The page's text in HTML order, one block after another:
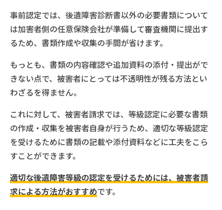
事前認定では、後遺障害診断書以外の必要書類について
は加害者側の任意保険会社が準備して審査機関に提出す
るため、書類作成や収集の手間が省けます。
もっとも、書類の内容確認や追加資料の添付・提出がで
きない点で、被害者にとっては不透明性が残る方法とい
わざるを得ません。
これに対して、被害者請求では、等級認定に必要な書類
の作成・収集を被害者自身が行うため、適切な等級認定
を受けるために書類の記載や添付資料などに工夫をこら
すことができます。
適切な後遺障害等級の認定を受けるためには、被害者請
求による方法がおすすめです。